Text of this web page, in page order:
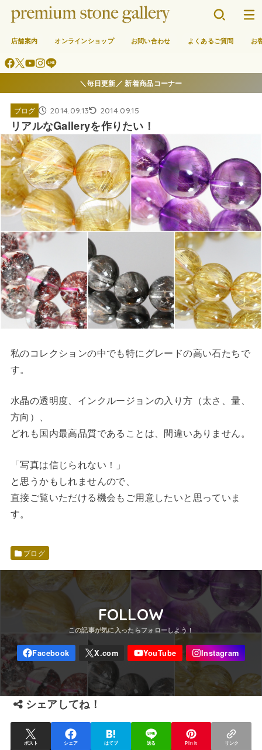
店舗案内 オンラインショップ お問い合わせ よくあるご質問 お
＼毎日更新／ 新着商品コーナー
ブログ 2014.09.13 2014.09.15
リアルなGalleryを作りたい！
私のコレクションの中でも特にグレードの高い石たちで
す。
水晶の透明度、インクルージョンの入り方（太さ、量、
方向）、
どれも国内最高品質であることは、間違いありません。
「写真は信じられない！」
と思うかもしれませんので、
直接ご覧いただける機会もご用意したいと思っていま
す。
ブログ
FOLLOW
シェアしてね！
ポスト シェア はてブ 送る Pin it リンク